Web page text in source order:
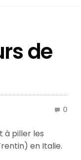
de
0
à piller les
en Italie.